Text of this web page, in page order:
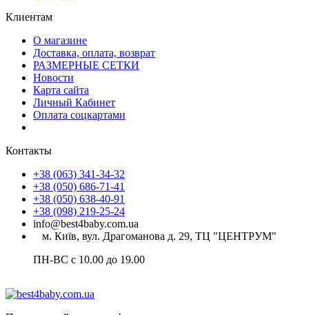
Клиентам
О магазине
Доставка, оплата, возврат
РАЗМЕРНЫЕ СЕТКИ
Новости
Карта сайта
Личный Кабинет
Оплата соцкартами
Контакты
+38 (063) 341-34-32
+38 (050) 686-71-41
+38 (050) 638-40-91
+38 (098) 219-25-24
info@best4baby.com.ua
м. Київ, вул. Драгоманова д. 29, ТЦ "ЦЕНТРУМ"
ПН-ВС с 10.00 до 19.00